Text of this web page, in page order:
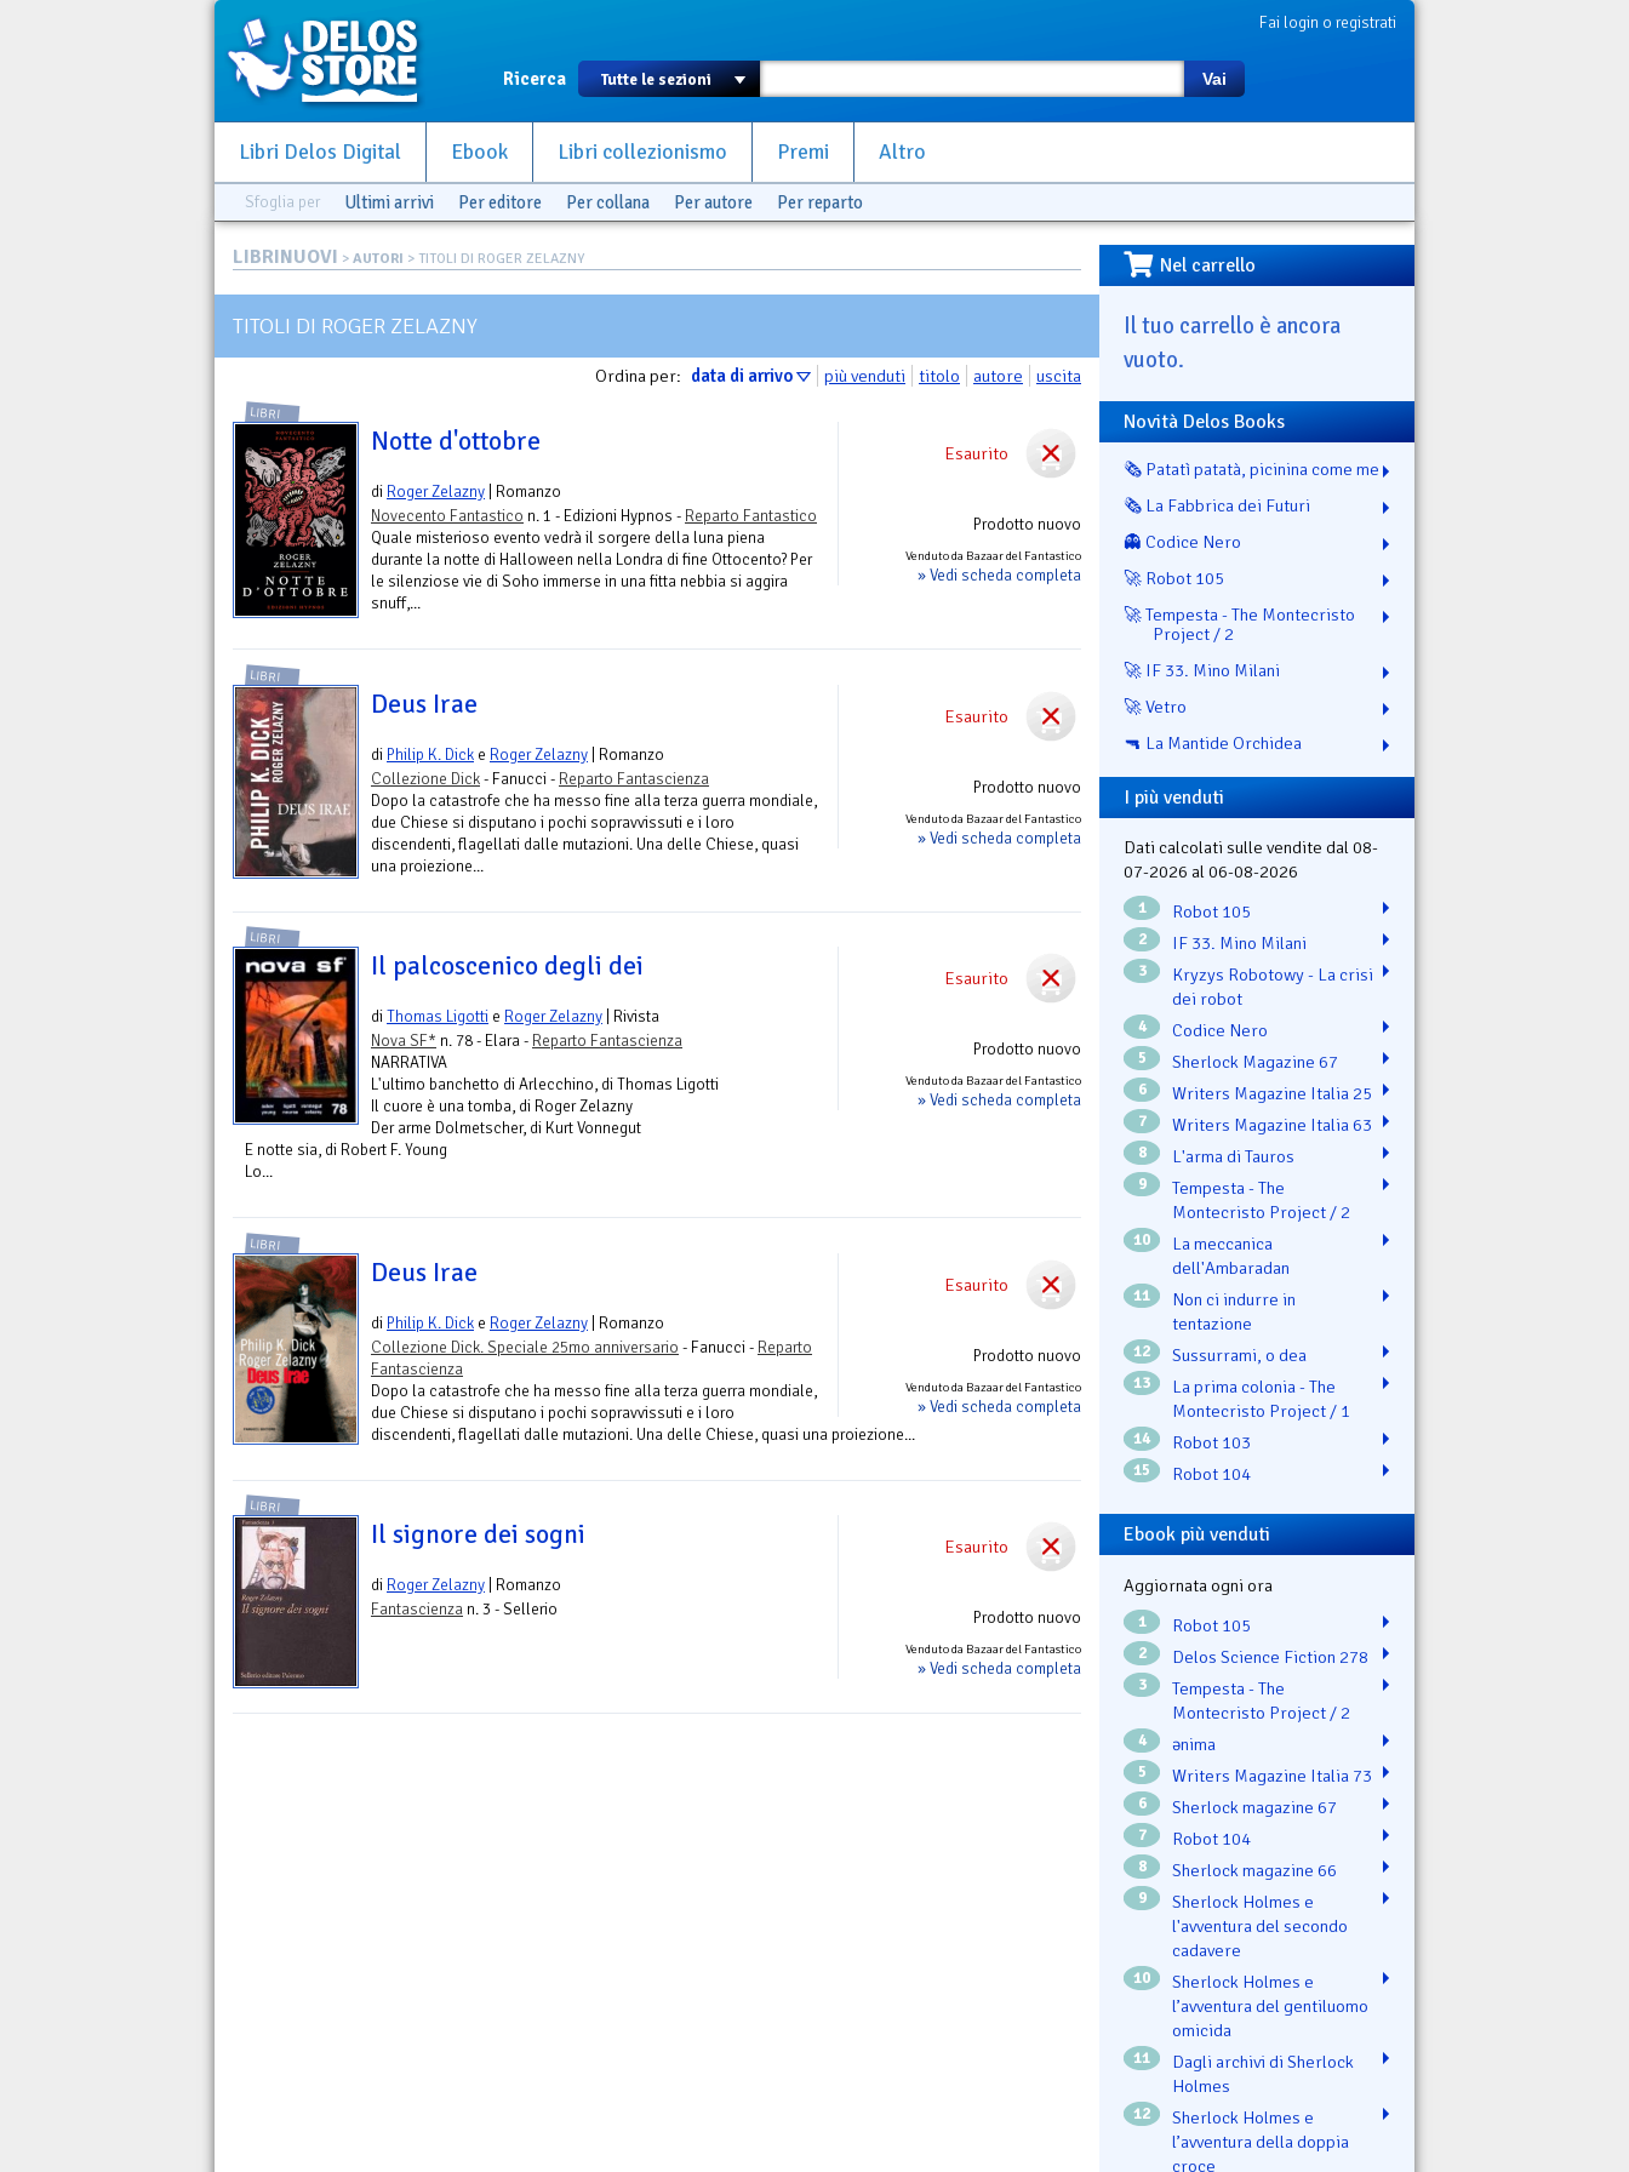
Fai login o registrati
Ricerca Vai
Libri Delos Digital Ebook Libri collezionismo Premi Altro
Sfoglia per Ultimi arrivi Per editore Per collana Per autore Per reparto
LIBRINUOVI > AUTORI > TITOLI DI ROGER ZELAZNY
TITOLI DI ROGER ZELAZNY
Ordina per: data di arrivo più venduti titolo autore uscita
Esaurito
Prodotto nuovo
Venduto da Bazaar del Fantastico
» Vedi scheda completa
LIBRI
Notte d'ottobre
di Roger Zelazny | Romanzo
Novecento Fantastico n. 1 - Edizioni Hypnos - Reparto Fantastico
Quale misterioso evento vedrà il sorgere della luna piena
durante la notte di Halloween nella Londra di fine Ottocento? Per
le silenziose vie di Soho immerse in una fitta nebbia si aggira
snuff,...
Esaurito
Prodotto nuovo
Venduto da Bazaar del Fantastico
» Vedi scheda completa
LIBRI
Deus Irae
di Philip K. Dick e Roger Zelazny | Romanzo
Collezione Dick- Fanucci - Reparto Fantascienza
Dopo la catastrofe che ha messo fine alla terza guerra mondiale,
due Chiese si disputano i pochi sopravvissuti e i loro
discendenti, flagellati dalle mutazioni. Una delle Chiese, quasi
una proiezione...
Esaurito
Prodotto nuovo
Venduto da Bazaar del Fantastico
» Vedi scheda completa
LIBRI
Il palcoscenico degli dei
diThomas Ligotti e Roger Zelazny | Rivista
Nova SF* n. 78 - Elara - Reparto Fantascienza
NARRATIVA
L'ultimo banchetto di Arlecchino, di Thomas Ligotti
Il cuore è una tomba, di Roger Zelazny
Der arme Dolmetscher, di Kurt Vonnegut
E notte sia, di Robert F. Young
Lo...
Esaurito
Prodotto nuovo
Venduto da Bazaar del Fantastico
» Vedi scheda completa
LIBRI
Deus Irae
di Philip K. Dick e Roger Zelazny | Romanzo
Collezione Dick. Speciale 25mo anniversario - Fanucci - Reparto
Fantascienza
Dopo la catastrofe che ha messo fine alla terza guerra mondiale,
due Chiese si disputano i pochi sopravvissuti e i loro
discendenti, flagellati dalle mutazioni. Una delle Chiese, quasi una proiezione...
Esaurito
Prodotto nuovo
Venduto da Bazaar del Fantastico
» Vedi scheda completa
LIBRI
Il signore dei sogni
di Roger Zelazny | Romanzo
Fantascienza n. 3 - Sellerio
Nel carrello
Il tuo carrello è ancora
vuoto.
Novità Delos Books
🗞️ Patatì patatà, picinina come me
🗞️ La Fabbrica dei Futuri
👻 Codice Nero
🚀 Robot 105
🚀 Tempesta - The Montecristo
Project / 2
🚀 IF 33. Mino Milani
🚀 Vetro
🔫 La Mantide Orchidea
I più venduti
Dati calcolati sulle vendite dal 08-
07-2026 al 06-08-2026
1 Robot 105
2 IF 33. Mino Milani
3
Kryzys Robotowy - La crisi
dei robot
4 Codice Nero
5 Sherlock Magazine 67
6 Writers Magazine Italia 25
7 Writers Magazine Italia 63
8 L'arma di Tauros
9
Tempesta - The
Montecristo Project / 2
10
La meccanica
dell'Ambaradan
11
Non ci indurre in
tentazione
12 Sussurrami, o dea
13
La prima colonia - The
Montecristo Project / 1
14 Robot 103
15 Robot 104
Ebook più venduti
Aggiornata ogni ora
1 Robot 105
2 Delos Science Fiction 278
3
Tempesta - The
Montecristo Project / 2
4 ənima
5 Writers Magazine Italia 73
6 Sherlock magazine 67
7 Robot 104
8 Sherlock magazine 66
9
Sherlock Holmes e
l'avventura del secondo
cadavere
10
Sherlock Holmes e
l’avventura del gentiluomo
omicida
11
Dagli archivi di Sherlock
Holmes
12
Sherlock Holmes e
l’avventura della doppia
croce